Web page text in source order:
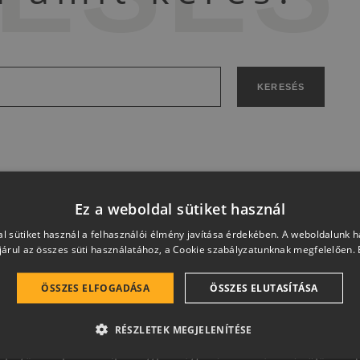
KERESÉS
Otthon a jövőben
Ez a weboldal sütiket használ
sütiket használ a felhasználói élmény javítása érdekében. A weboldalunk
az összes süti használatához, a Cookie szabályzatunknak megfelelően.
ÖSSZES ELFOGADÁSA ÖSSZES ELUTASÍTÁSA
RÉSZLETEK MEGJELENÍTÉSE